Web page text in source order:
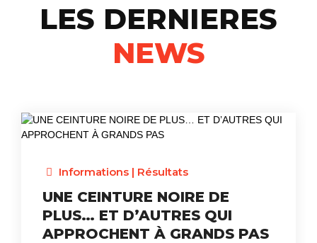
LES DERNIERES
NEWS
Informations| Résultats
UNE CEINTURE NOIRE DE
PLUS… ET D’AUTRES QUI
APPROCHENT À GRANDS PAS